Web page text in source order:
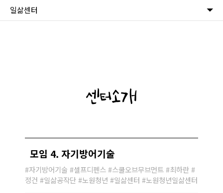
일삶센터
센터소개
모임 4. 자기방어기술
#자기방어기술 #셀프디펜스 #스쿨오브무브먼트 #최하란 #
정건 #일삶공작단 #노원청년 #일삶센터 #노원청년일삶센터